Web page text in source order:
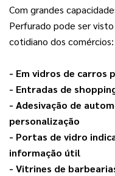
Com grandes
Perfurado pode ser
cotidiano dos comércios:
- Em vidros de carros
- Entradas de
- Adesivação de
personalização
- Portas de vidro
informação útil
- Vitrines de